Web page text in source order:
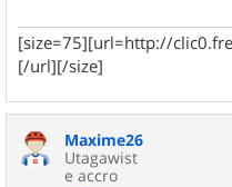
[size=75][url=http://
[/url][/size]
Maxime26
Utagawist
e accro